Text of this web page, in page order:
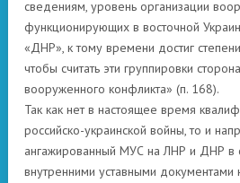
сведениям, уровень организации
функционирующих в восточной
«ДНР», к тому времени достиг
чтобы считать эти группировки
вооруженного конфликта» (п. 168).
Так как нет в настоящее время
российско-украинской войны, то и
ангажированный МУС на ЛНР и ДНР в
внутренними уставными документами